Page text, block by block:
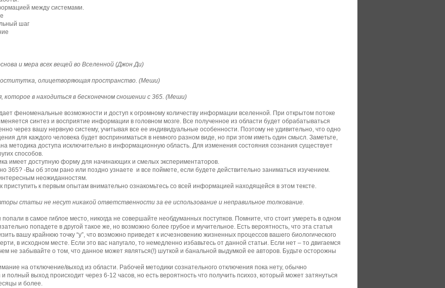
между системами.
шаг
и мера всех вещей во Вселенной (Джон Ди)
олицетворяющая пространство. (Меши)
которое в находиться в бесконечном сношении с 365. (Меши)
феноменальные возможности и доступ к огромному количеству информации вселенной. При открытом потоке
синтез и восприятие информации в головном мозге. Все полученное из области будет обрабатываться
через вашу нервную систему, учитывая все ее индивидуальные особенности. Поэтому не удивительно, что одно
для каждого человека будет восприниматься в немного разном виде, но при этом иметь один смысл. Заметьте,
методика доступа исключительно в информационную область. Для изменения состояния сознания существует
способов.
имеет доступную форму для начинающих и смелых экспериментаторов.
365? -Вы об этом рано или поздно узнаете и все поймете, если будете действительно заниматься изучением.
интересным неожиданностям.
приступить к первым опытам внимательно ознакомьтесь со всей информацией находящейся в этом тексте.
статьи не несут никакой ответственности за ее использование и неправильное толкование.
в самое гиблое место, никогда не совершайте необдуманных поступков. Помните, что стоит умереть в одном
попадете в другой такое же, но возможно более грубое и мучительное. Есть вероятность, что эта статья
вашу крайнюю точку “y”, что возможно приведет к исчезновению жизненных процессов вашего биологического
в исходном месте. Если это вас напугало, то немедленно избавьтесь от данной статьи. Если нет – то двигаемся
не забывайте о том, что данное может являться(!) шуткой и банальной выдумкой ее авторов. Будьте осторожны
на отключение/выход из области. Рабочей методики сознательного отключения пока нету, обычно
полный выход происходит через 6-12 часов, но есть вероятность что получить психоз, который может затянуться
и более.